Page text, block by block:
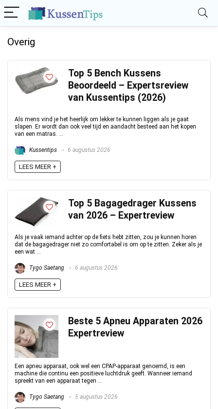
Overig
Top 5 Bench Kussens
Beoordeeld – Expertsreview
van Kussentips (2026)
Als mens vind je het heerlijk om lekker te kunnen liggen als je gaat
slapen. Er wordt dan ook veel tijd en aandacht besteed aan het kopen
van een matras. ...
Kussentips 6 augustus 2026
LEES MEER +
Top 5 Bagagedrager Kussens
van 2026 – Expertreview
Als je vaak iemand achter op de fiets hebt zitten, zou je kunnen horen
dat de bagagedrager niet zo comfortabel is om op te zitten. Zeker als je
een wat ...
Tygo Saetang 6 augustus 2026
LEES MEER +
Beste 5 Apneu Apparaten 2026
Expertreview
Een apneu apparaat, ook wel een CPAP-apparaat genoemd, is een
machine die continu een positieve luchtdruk geeft. Wanneer iemand
spreekt van een apparaat tegen ...
Tygo Saetang 5 augustus 2026